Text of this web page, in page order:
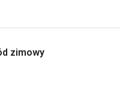
zimowy